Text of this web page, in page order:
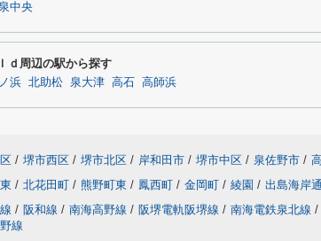
中央
ｄ周辺の駅から探す
浜 北助松 泉大津 高石 高師浜
/ 堺市西区 / 堺市北区 / 岸和田市 / 堺市中区 / 泉佐野市 /
/ 北花田町 / 熊野町東 / 鳳西町 / 金岡町 / 綾園 / 出島海岸通
/ 阪和線 / 南海高野線 / 阪堺電軌阪堺線 / 南海電鉄泉北線 /
線